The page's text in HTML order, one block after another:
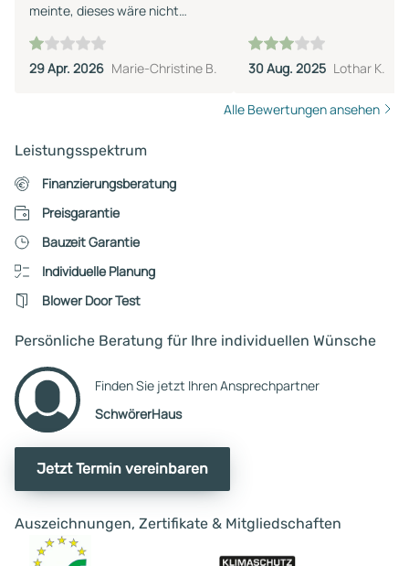
meinte, dieses wäre nicht
Firmen halten unser gesetztes
Budget weitestgehend ein.
29 Apr. 2026 Marie-Christine B. 30 Aug. 2025 Lothar K.
Alle Bewertungen ansehen
Leistungsspektrum
Finanzierungsberatung
Preisgarantie
Bauzeit Garantie
Individuelle Planung
Blower Door Test
Persönliche Beratung für Ihre individuellen Wünsche
Finden Sie jetzt Ihren Ansprechpartner
SchwörerHaus
Jetzt Termin vereinbaren
Auszeichnungen, Zertifikate & Mitgliedschaften